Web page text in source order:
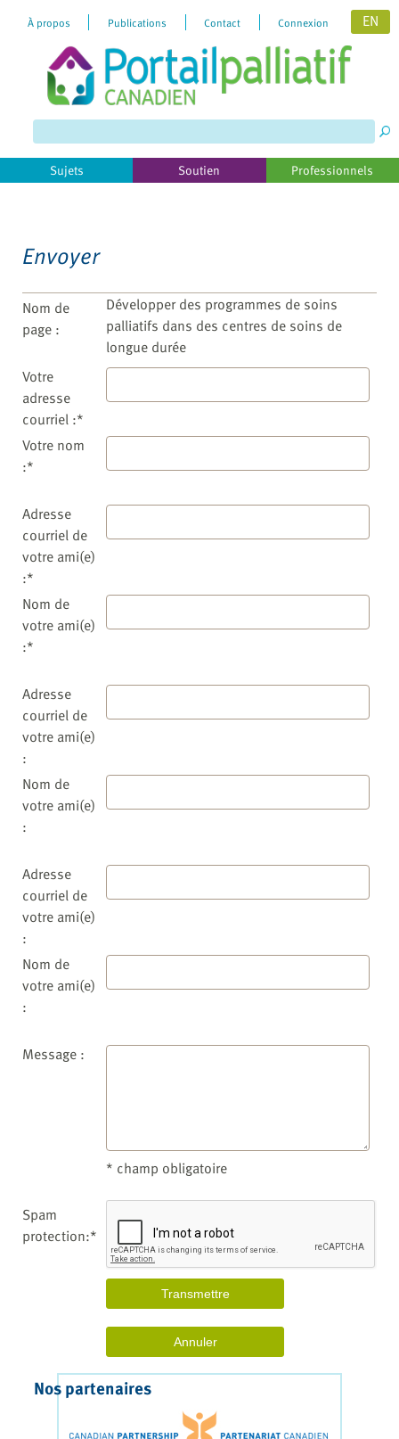
website
includes
an
À propos Publications Contact Connexion EN
Sujets Soutien Professionnels
Envoyer
Nom de
page :
Développer des programmes de soins
palliatifs dans des centres de soins de
longue durée
Votre
adresse
courriel :*
Votre nom
:*
Adresse
courriel de
votre ami(e)
:*
Nom de
votre ami(e)
:*
Adresse
courriel de
votre ami(e)
:
Nom de
votre ami(e)
:
Adresse
courriel de
votre ami(e)
:
Nom de
votre ami(e)
:
Message :
* champ obligatoire
Spam
protection:*
Nos partenaires